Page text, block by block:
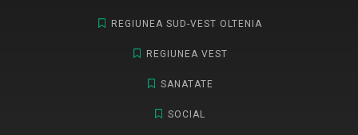
REGIUNEA SUD-VEST OLTENIA
REGIUNEA VEST
SANATATE
SOCIAL